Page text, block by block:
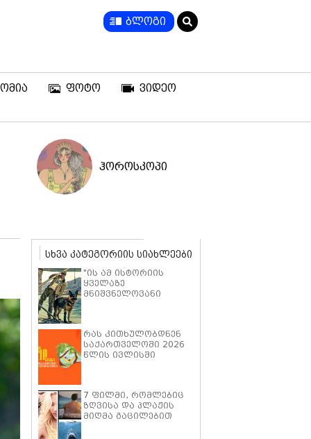
ბლოგი
ფოტო ვიდეო
ჰოროსკოპი
სხვა კატეგორიის სიახლეები
"ის ამ ისტორიის
ყველაზე
მნიშვნელოვანი
პარტნიორთან
დაახლოების
"განსაკუთრებულ
რას კითხულობდნენ
საქართველოში 2026
წლის ივლისში
7 ფილმი, რომლებიც
ზღვისა და პლაჟის
მიღმა გაცილებით